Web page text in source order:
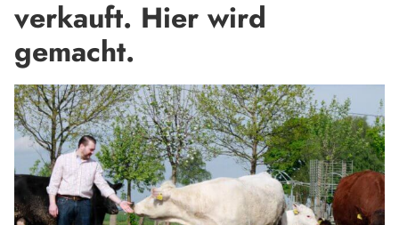
verkauft. Hier wird
gemacht.